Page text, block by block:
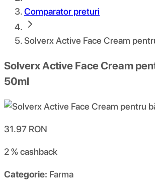
Comparator preturi
Solverx Active Face Cream
Solverx Active Face Cream
50ml
31.97 RON
2 %cashback
Categorie: Farma